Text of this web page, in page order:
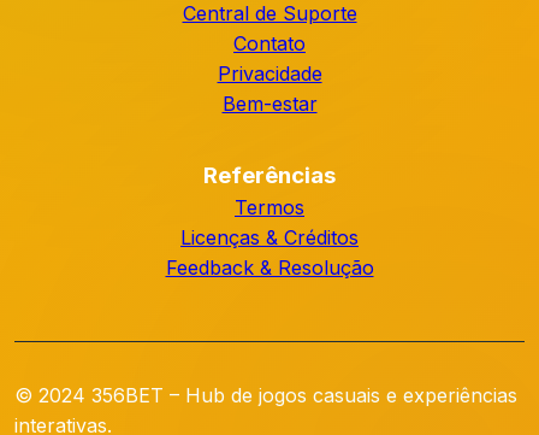
Central de Suporte
Contato
Privacidade
Bem-estar
Referências
Termos
Licenças & Créditos
Feedback & Resolução
© 2024 356BET – Hub de jogos casuais e experiências
interativas.